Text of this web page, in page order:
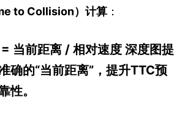
to Collision）计算 ：
当前距离 / 相对速度 深度图提
确的“当前距离”，提升TTC预
性。